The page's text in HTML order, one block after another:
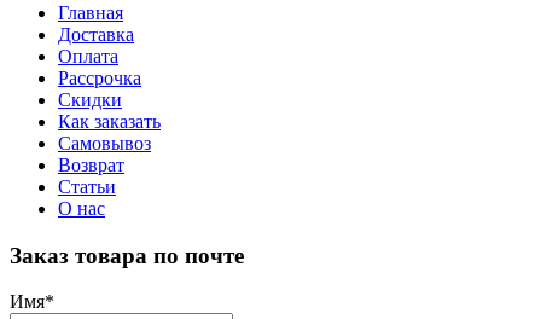
Главная
Доставка
Оплата
Рассрочка
Скидки
Как заказать
Самовывоз
Возврат
Статьи
О нас
Заказ товара по почте
Имя*